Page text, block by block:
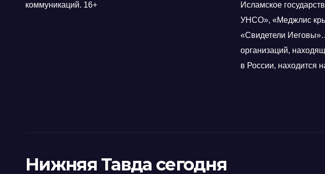
коммуникаций. 16+
Исламское
УНСО», «Меджлис
«Свидетели
организаций,
в России, находится
Нижняя Тавда сегодня